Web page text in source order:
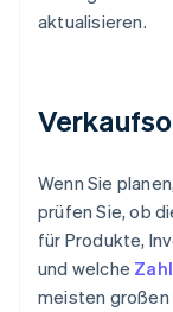
aktualisieren.
Wenn Sie
prüfen Sie, ob
für Produkte,
und welche
meisten